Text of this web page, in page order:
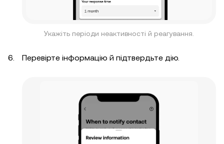
Укажіть періоди неактивності й реагування.
Перевірте інформацію й підтвердьте дію.